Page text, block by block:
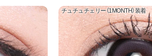
チュチュチェリー（1MONTH）装着